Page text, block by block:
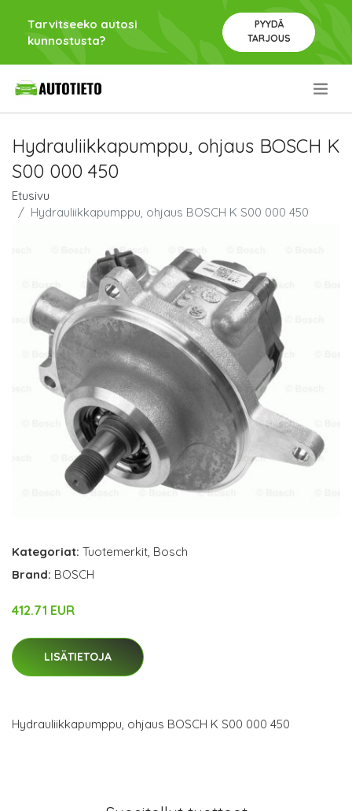
Tarvitseeko autosi
kunnostusta?
PYYDÄ
TARJOUS
Hydrauliikkapumppu, ohjaus BOSCH K
S00 000 450
Etusivu
Hydrauliikkapumppu, ohjaus BOSCH K S00 000 450
Kategoriat: Tuotemerkit, Bosch
Brand: BOSCH
412.71 EUR
LISÄTIETOJA
Hydrauliikkapumppu, ohjaus BOSCH K S00 000 450